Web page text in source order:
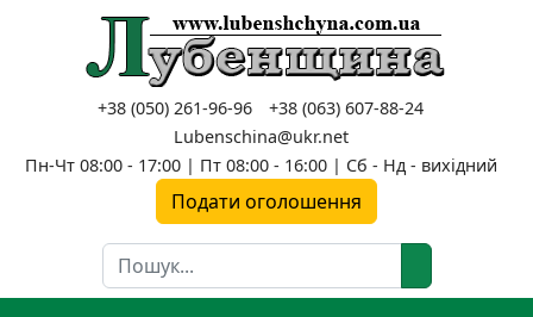
+38 (050) 261-96-96
+38 (063) 607-88-24
Lubenschina@ukr.net
Пн-Чт 08:00 - 17:00 | Пт 08:00 - 16:00 | Сб - Нд - вихідний
Подати оголошення
Пошук